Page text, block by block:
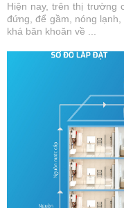
Hiện nay, trên thị trường
đứng, để gầm, nóng
khá băn khoăn về ...